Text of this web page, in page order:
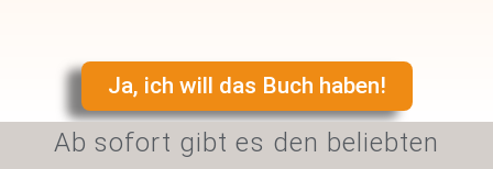
Ja, ich will das Buch haben!
Ab sofort gibt es den beliebten